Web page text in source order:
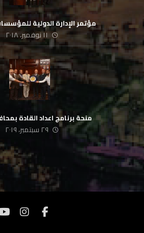
‏مؤتمر الإدارة الدولية
١١ نوفمبر، ٢٠١٨
منحة برنامج اعداد القادة
٢٩ سبتمبر، ٢٠١٩